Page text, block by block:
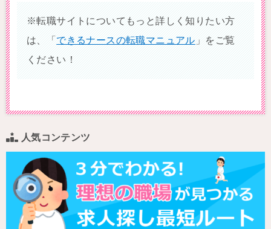
※転職サイトについてもっと詳しく知りたい方
は、「できるナースの転職マニュアル 」をご覧
ください！
人気コンテンツ